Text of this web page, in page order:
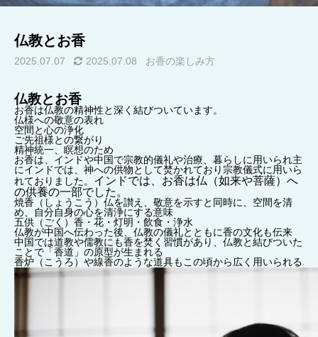
仏教とお香
2025.07.07 2025.07.08 お香の楽しみ方
仏教とお香
お香は仏教の精神性と深く結びついています。
仏様への敬意の表れ
空間と心の浄化
ご先祖様との繋がり
精神統一、瞑想のため
お香は、インドや中国で宗教的儀礼や治療、暮らしに用いられ主
にインドでは、神への供物として焚かれており宗教儀式に用いら
れておりました。 インドでは、お香は仏（如来や菩薩）へ
の供養の一部でした。
焼香（しょうこう）仏を讃え、敬意を示すと同時に、空間を清
め、自分自身の心を清浄にする意味
五供（ごく）香・花・灯明・飲食・浄水
仏教が中国へ伝わった後、仏教の儀礼とともに香の文化も伝来
中国では道教や儒教にも香を焚く習慣があり、仏教と結びついた
ことで「香道」の原型が生まれる
香炉（こうろ）や線香のような道具もこの頃から広く用いられる